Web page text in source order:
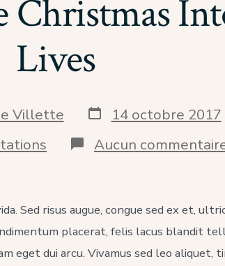
Christmas
Lives
Villette Date
de
publication
14 octobre 2017
Aucun
Sed risus augue, congue sed ex et,
placerat, felis lacus blandit
eget dui arcu. Vivamus sed leo aliquet,